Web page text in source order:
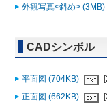
外観写真<斜め> (3MB)
CADシンボル
平面図 (704KB)
正面図 (662KB)